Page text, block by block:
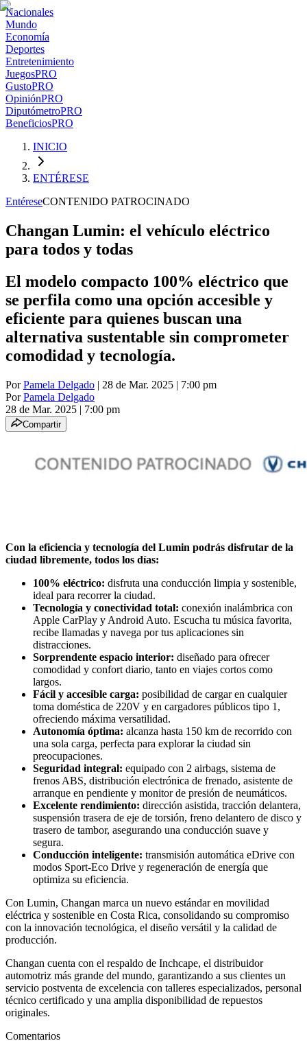
Nacionales
Mundo
Economía
Deportes
Entretenimiento
JuegosPRO
GustoPRO
OpiniónPRO
DiputómetroPRO
BeneficiosPRO
INICIO
ENTÉRESE
EntéreseCONTENIDO PATROCINADO
Changan Lumin: el vehículo eléctrico
para todos y todas
El modelo compacto 100% eléctrico que
se perfila como una opción accesible y
eficiente para quienes buscan una
alternativa sustentable sin comprometer
comodidad y tecnología.
PorPamela Delgado | 28 de Mar. 2025 | 7:00 pm
PorPamela Delgado
28 de Mar. 2025 | 7:00 pm
Compartir
Con la eficiencia y tecnología del Lumin podrás disfrutar de la
ciudad libremente, todos los días:
100% eléctrico: disfruta una conducción limpia y sostenible,
ideal para recorrer la ciudad.
Tecnología y conectividad total: conexión inalámbrica con
Apple CarPlay y Android Auto. Escucha tu música favorita,
recibe llamadas y navega por tus aplicaciones sin
distracciones.
Sorprendente espacio interior: diseñado para ofrecer
comodidad y confort diario, tanto en viajes cortos como
largos.
Fácil y accesible carga: posibilidad de cargar en cualquier
toma doméstica de 220V y en cargadores públicos tipo 1,
ofreciendo máxima versatilidad.
Autonomía óptima: alcanza hasta 150 km de recorrido con
una sola carga, perfecta para explorar la ciudad sin
preocupaciones.
Seguridad integral: equipado con 2 airbags, sistema de
frenos ABS, distribución electrónica de frenado, asistente de
arranque en pendiente y monitor de presión de neumáticos.
Excelente rendimiento: dirección asistida, tracción delantera,
suspensión trasera de eje de torsión, freno delantero de disco y
trasero de tambor, asegurando una conducción suave y
segura.
Conducción inteligente: transmisión automática eDrive con
modos Sport-Eco Drive y regeneración de energía que
optimiza su eficiencia.
Con Lumin, Changan marca un nuevo estándar en movilidad
eléctrica y sostenible en Costa Rica, consolidando su compromiso
con la innovación tecnológica, el diseño versátil y la calidad de
producción.
Changan cuenta con el respaldo de Inchcape, el distribuidor
automotriz más grande del mundo, garantizando a sus clientes un
servicio postventa de excelencia con talleres especializados, personal
técnico certificado y una amplia disponibilidad de repuestos
originales.
Comentarios